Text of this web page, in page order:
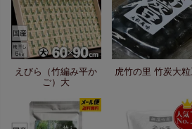
えびら（竹編み平か
ご）大
虎竹の里 竹炭大粒